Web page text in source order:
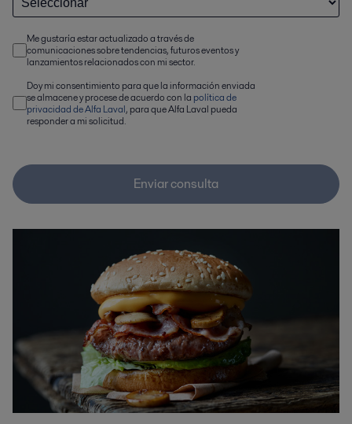
Me gustaría estar actualizado a través de
comunicaciones sobre tendencias, futuros eventos y
lanzamientos relacionados con mi sector.
Doy mi consentimiento para que la información enviada
se almacene y procese de acuerdo con la política de
privacidad de Alfa Laval, para que Alfa Laval pueda
responder a mi solicitud.
Enviar consulta